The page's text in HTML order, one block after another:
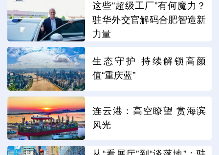
这些“超级工厂”有何魔力？
驻华外交官解码合肥智造新
力量
生态守护 持续解锁高颜
值“重庆蓝”
连云港：高空瞭望 赏海滨
风光